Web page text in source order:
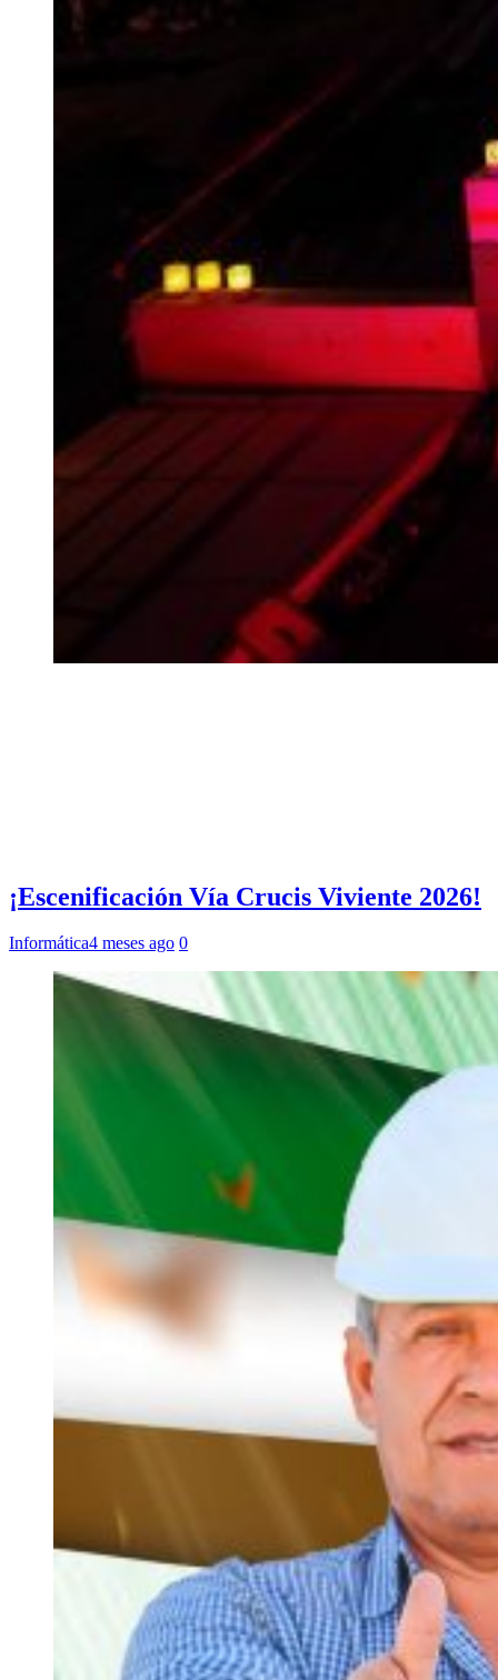
¡Escenificación Vía Crucis Viviente 2026!
Informática4 meses ago 0